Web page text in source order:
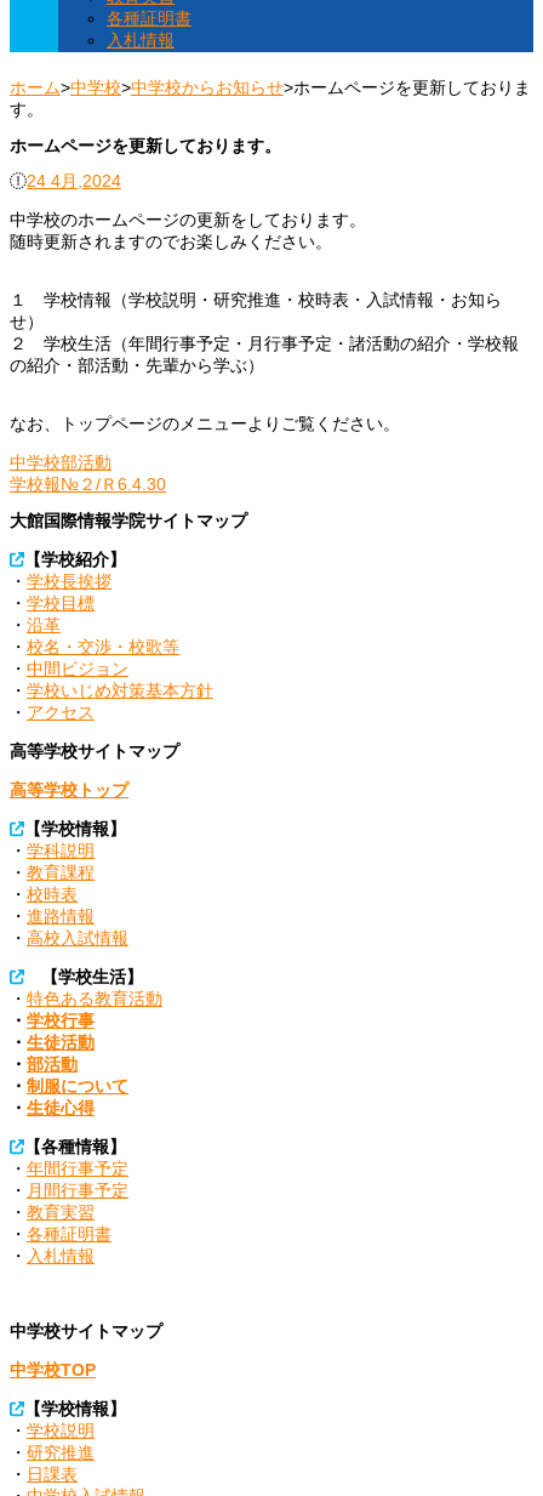
各種証明書
入札情報
ホーム>中学校>中学校からお知らせ>ホームページを更新しておりま
す。
ホームページを更新しております。
24 4月,2024
中学校のホームページの更新をしております。
随時更新されますのでお楽しみください。
１ 学校情報（学校説明・研究推進・校時表・入試情報・お知ら
せ）
２ 学校生活（年間行事予定・月行事予定・諸活動の紹介・学校報
の紹介・部活動・先輩から学ぶ）
なお、トップページのメニューよりご覧ください。
投
稿
ビ
ゲ
ー
中学校部活動
学校報№２/Ｒ6.4.30
大館国際情報学院サイトマップ
【学校紹介】
・ 学校長挨拶
・ 学校目標
・ 沿革
・ 校名・交渉・校歌等
・ 中間ビジョン
・ 学校いじめ対策基本方針
・ アクセス
高等学校サイトマップ
高等学校トップ
【学校情報】
・ 学科説明
・ 教育課程
・ 校時表
・ 進路情報
・ 高校入試情報
【学校生活】
・ 特色ある教育活動
・ 学校行事
・ 生徒活動
・ 部活動
・ 制服について
・ 生徒心得
【各種情報】
・ 年間行事予定
・ 月間行事予定
・ 教育実習
・ 各種証明書
・ 入札情報
中学校サイトマップ
中学校TOP
【学校情報】
・ 学校説明
・ 研究推進
・ 日課表